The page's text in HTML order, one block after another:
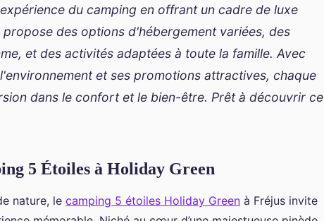
du camping en offrant un cadre de luxe
des options d'hébergement variées, des
et des activités adaptées à toute la famille. Avec
et ses promotions attractives, chaque
dans le confort et le bien-être. Prêt à découvrir ce
5 Étoiles à Holiday Green
nature, le camping 5 étoiles Holiday Green à Fréjus invite